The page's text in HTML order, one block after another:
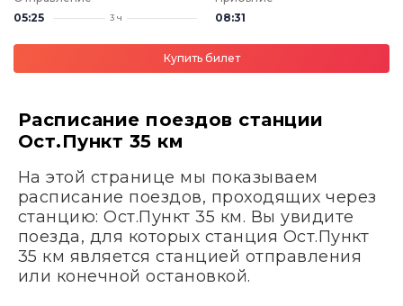
05:25
3 ч
08:31
Купить билет
Расписание поездов станции
Ост.Пункт 35 км
На этой странице мы показываем
расписание поездов, проходящих через
станцию: Ост.Пункт 35 км. Вы увидите
поезда, для которых станция Ост.Пункт
35 км является станцией отправления
или конечной остановкой.